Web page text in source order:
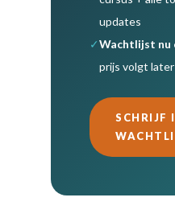
updates
✓Wachtlijst nu
prijs volgt later
SCHRIJF